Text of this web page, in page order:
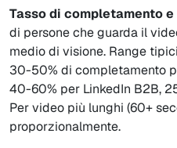
Tasso di completamento
di persone che guarda il
medio di visione. Range
30-50% di completamento
40-60% per LinkedIn B2B,
Per video più lunghi (60+
proporzionalmente.